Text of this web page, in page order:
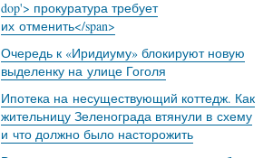
dop'> прокуратура требует
их отменить</span>
Очередь к «Иридиуму» блокируют новую
выделенку на улице Гоголя
Ипотека на несуществующий коттедж. Как
жительницу Зеленограда втянули в схему
и что должно было насторожить